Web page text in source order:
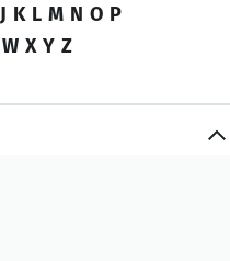
J K L M N O P
W X Y Z